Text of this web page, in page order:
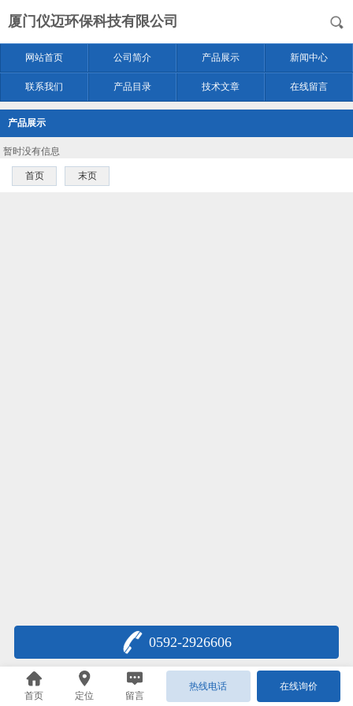
厦门仪迈环保科技有限公司
网站首页 公司简介 产品展示 新闻中心
联系我们 产品目录 技术文章 在线留言
产品展示
暂时没有信息
首页 末页
0592-2926606
首页 定位 留言
热线电话 在线询价